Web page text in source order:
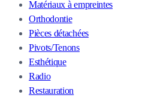
Matériaux à empreintes
Orthodontie
Pièces détachées
Pivots/Tenons
Esthétique
Radio
Restauration